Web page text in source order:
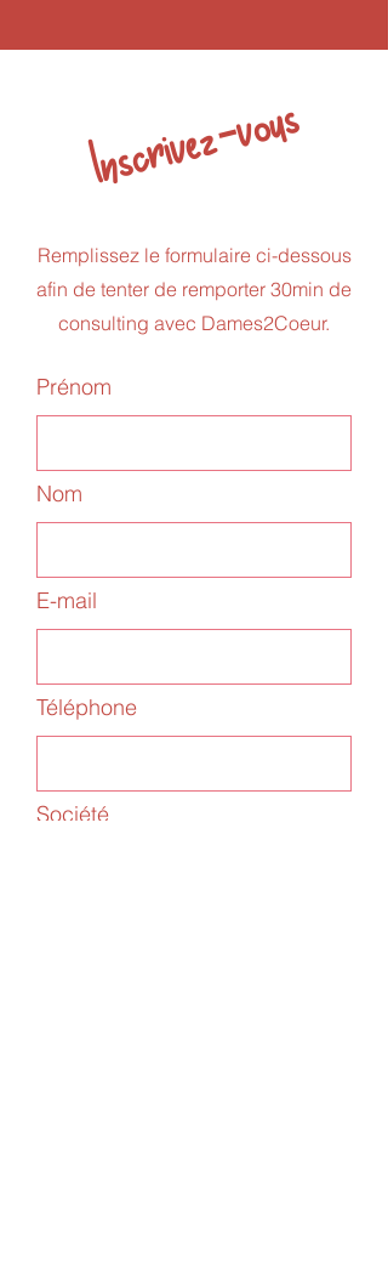
Inscrivez-vous
Remplissez le formulaire ci-dessous
afin de tenter de remporter 30min de
consulting avec Dames2Coeur.
Prénom
Nom
E-mail
Téléphone
Société